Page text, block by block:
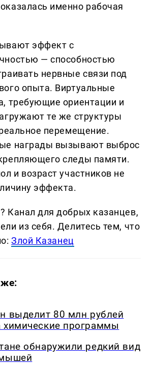
именно рабочая
эффект с
— способностью
нервные связи под
опыта. Виртуальные
требующие ориентации и
те же структуры
перемещение.
награды вызывают выброс
следы памяти.
и возраст участников не
эффекта.
Канал для добрых казанцев,
из себя. Делитеcь тем, что
Злой Казанец
выделит 80 млн рублей
химические программы
обнаружили редкий вид